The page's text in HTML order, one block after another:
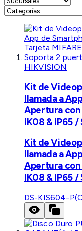
HIKVISION
Kit de
llamada a
Apertura con
IK08 & IP65
Kit de
llamada a
Apertura con
IK08 & IP65
DS-KIS604-